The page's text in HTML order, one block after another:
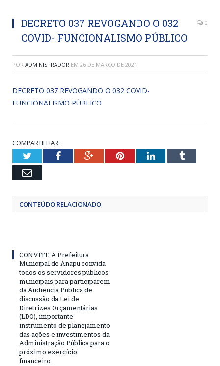
DECRETO 037 REVOGANDO O 032
COVID- FUNCIONALISMO PÚBLICO
0
POR ADMINISTRADOR EM 26 DE MARÇO DE 2021
DECRETO 037 REVOGANDO O 032 COVID-
FUNCIONALISMO PÚBLICO
COMPARTILHAR:
TwitterFacebookGoogle+PinterestLinkedInTumblr
Email
CONTEÚDO RELACIONADO
CONVITE A Prefeitura
Municipal de Anapu convida
todos os servidores públicos
municipais para participarem
da Audiência Pública de
discussão da Lei de
Diretrizes Orçamentárias
(LDO), importante
instrumento de planejamento
das ações e investimentos da
Administração Pública para o
próximo exercício
financeiro.